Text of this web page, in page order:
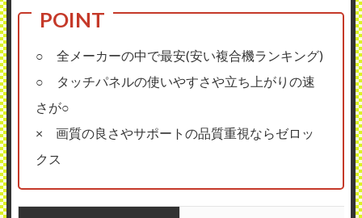
○ 全メーカーの中で最安(安い複合機ランキング)
○ タッチパネルの使いやすさや立ち上がりの速
さが○
× 画質の良さやサポートの品質重視ならゼロッ
クス